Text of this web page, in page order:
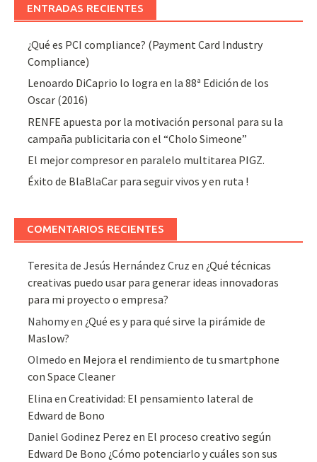
ENTRADAS RECIENTES
¿Qué es PCI compliance? (Payment Card Industry
Compliance)
Lenoardo DiCaprio lo logra en la 88ª Edición de los
Oscar (2016)
RENFE apuesta por la motivación personal para su la
campaña publicitaria con el “Cholo Simeone”
El mejor compresor en paralelo multitarea PIGZ.
Éxito de BlaBlaCar para seguir vivos y en ruta !
COMENTARIOS RECIENTES
Teresita de Jesús Hernández Cruz en ¿Qué técnicas
creativas puedo usar para generar ideas innovadoras
para mi proyecto o empresa?
Nahomyen ¿Qué es y para qué sirve la pirámide de
Maslow?
Olmedo en Mejora el rendimiento de tu smartphone
con Space Cleaner
Elina enCreatividad: El pensamiento lateral de
Edward de Bono
Daniel Godinez Perez en El proceso creativo según
Edward De Bono ¿Cómo potenciarlo y cuáles son sus